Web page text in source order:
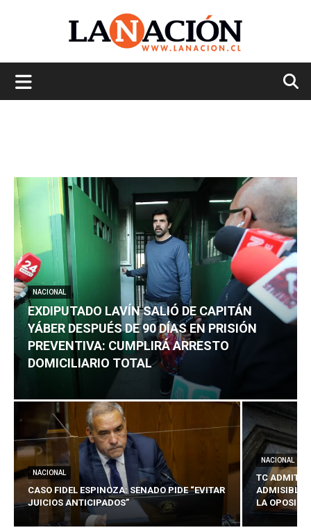
NACIONAL
EXDIPUTADO LAVÍN SALIÓ DE CAPITÁN
YÁBER DESPUÉS DE 90 DÍAS EN PRISIÓN
PREVENTIVA: CUMPLIRÁ ARRESTO
DOMICILIARIO TOTAL
NACIONAL
CASO FIDEL ESPINOZA: SENADO PIDE “EVITAR
JUICIOS ANTICIPADOS”
NACIONAL
TC ADMITE
ADMISIBLES
LA